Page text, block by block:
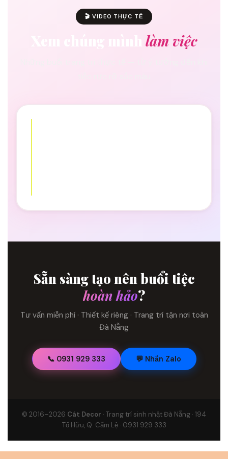
🎬 VIDEO THỰC TẾ
Xem chúng mình làm việc
Sẵn sàng tạo nên buổi tiệc
hoàn hảo?
Tư vấn miễn phí · Thiết kế riêng · Trang trí tận nơi toàn
Đà Nẵng
📞 0931 929 333 💬 Nhắn Zalo
© 2016–2026 Cát Decor · Trang trí sinh nhật Đà Nẵng · 194
Tố Hữu, Q. Cẩm Lệ · 0931 929 333